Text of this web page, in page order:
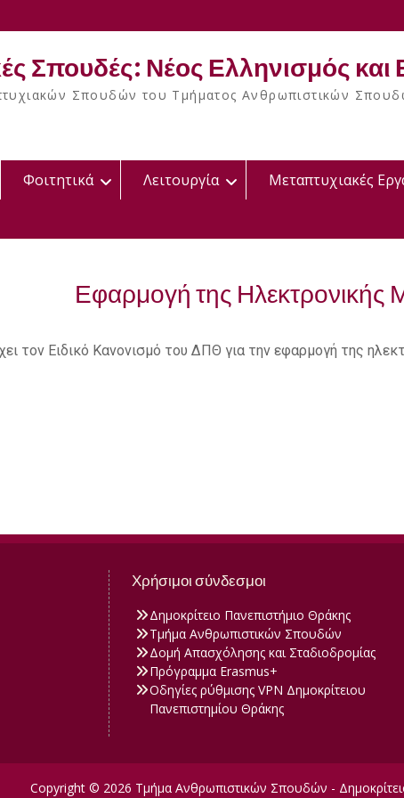
Σπουδές: Νέος Ελληνισμός και
Σπουδών του Τμήματος Ανθρωπιστικών
Φοιτητικά Λειτουργία Μεταπτυχιακές
Εφαρμογή της Ηλεκτρονικής
τον Ειδικό Κανονισμό του ΔΠΘ για την εφαρμογή της
Χρήσιμοι σύνδεσμοι
Δημοκρίτειο Πανεπιστήμιο Θράκης
Τμήμα Ανθρωπιστικών Σπουδών
Δομή Απασχόλησης και Σταδιοδρομίας
Πρόγραμμα Erasmus+
Οδηγίες ρύθμισης VPN Δημοκρίτειου
Πανεπιστημίου Θράκης